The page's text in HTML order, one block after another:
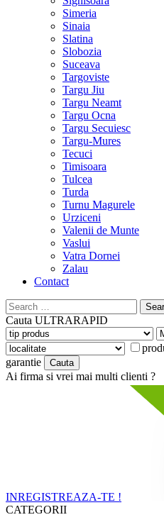
Simeria
Sinaia
Slatina
Slobozia
Suceava
Targoviste
Targu Jiu
Targu Neamt
Targu Ocna
Targu Secuiesc
Targu-Mures
Tecuci
Timisoara
Tulcea
Turda
Turnu Magurele
Urziceni
Valenii de Munte
Vaslui
Vatra Dornei
Zalau
Contact
Search
for:
Cauta ULTRARAPID
garantie
Ai firma si vrei mai multi clienti ?
INREGISTREAZA-TE !
CATEGORII